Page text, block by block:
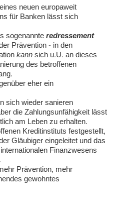
neuen europaweit
für Banken lässt sich
sogenannteredressement
Prävention - in den
kannsich u.U. an dieses
des betroffenen
eher ein
sich wieder sanieren
die Zahlungsunfähigkeit lässt
am Leben zu erhalten.
Kreditinstituts festgestellt,
Gläubiger eingeleitet und das
Finanzwesens
Prävention, mehr
gewohntes